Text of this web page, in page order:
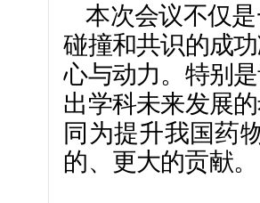
本次会议不仅
碰撞和共识的成
心与动力。特别
出学科未来发展
同为提升我国药
的、更大的贡献。